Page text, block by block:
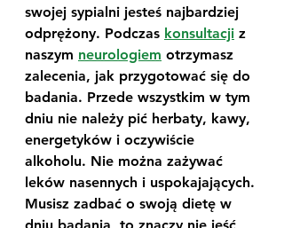
swojej sypialni jesteś najbardziej
odprężony. Podczas konsultacji z
naszym neurologiem otrzymasz
zalecenia, jak przygotować się do
badania. Przede wszystkim w tym
dniu nie należy pić herbaty, kawy,
energetyków i oczywiście
alkoholu. Nie można zażywać
leków nasennych i uspokajających.
Musisz zadbać o swoją dietę w